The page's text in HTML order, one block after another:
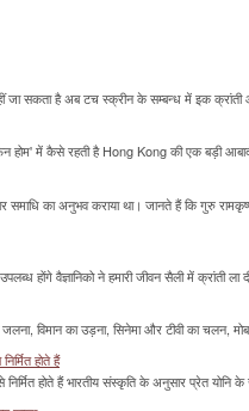
जा सकता है अब टच स्क्रीन के सम्बन्ध में इक क्रांती
होम' में कैसे रहती है Hong Kong की एक बड़ी
समाधि का अनुभव कराया था। जानते हैं कि गुरु
होंगे वैज्ञानिको ने हमारी जीवन सैली में क्रांती
विमान का उड़ना, सिनेमा और टीवी का चलन,
होते हैं
होते हैं भारतीय संस्कृति के अनुसार प्रेत